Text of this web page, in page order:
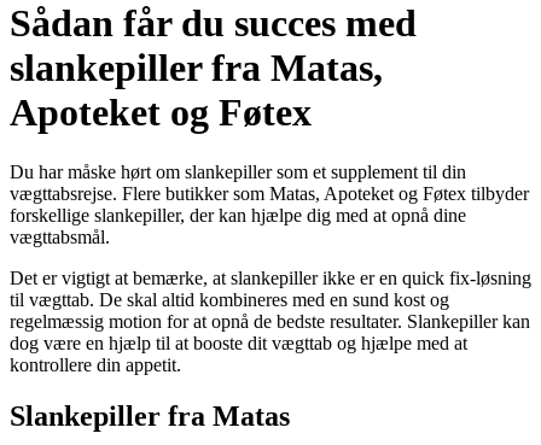
Sådan får du succes med
slankepiller fra Matas,
Apoteket og Føtex
Du har måske hørt om slankepiller som et supplement til din
vægttabsrejse. Flere butikker som Matas, Apoteket og Føtex tilbyder
forskellige slankepiller, der kan hjælpe dig med at opnå dine
vægttabsmål.
Det er vigtigt at bemærke, at slankepiller ikke er en quick fix-løsning
til vægttab. De skal altid kombineres med en sund kost og
regelmæssig motion for at opnå de bedste resultater. Slankepiller kan
dog være en hjælp til at booste dit vægttab og hjælpe med at
kontrollere din appetit.
Slankepiller fra Matas